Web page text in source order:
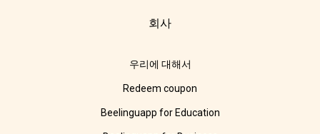
회사
우리에 대해서
Redeem coupon
Beelinguapp for Education